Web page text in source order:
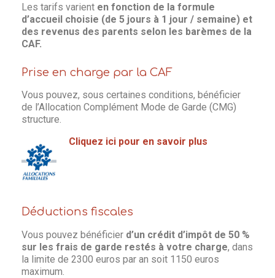
Les tarifs varient en fonction de la formule
d’accueil choisie (de 5 jours à 1 jour / semaine) et
des revenus des parents selon les barèmes de la
CAF.
Prise en charge par la CAF
Vous pouvez, sous certaines conditions, bénéficier
de l’Allocation Complément Mode de Garde (CMG)
structure.
Cliquez ici pour en savoir plus
Déductions fiscales
Vous pouvez bénéficier d’un crédit d’impôt de 50 %
sur les frais de garde restés à votre charge, dans
la limite de 2300 euros par an soit 1150 euros
maximum.